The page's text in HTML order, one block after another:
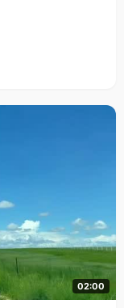
02:00